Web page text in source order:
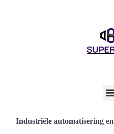
Industriële automatisering